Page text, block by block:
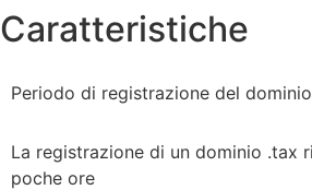
Caratteristiche
Periodo di registrazione del dominio
La registrazione di un dominio .tax
poche ore